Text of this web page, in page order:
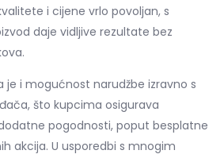
i cijene vrlo povoljan, s
daje vidljive rezultate bez
je i mogućnost narudžbe izravno s
što kupcima osigurava
pogodnosti, poput besplatne
akcija. U usporedbi s mnogim